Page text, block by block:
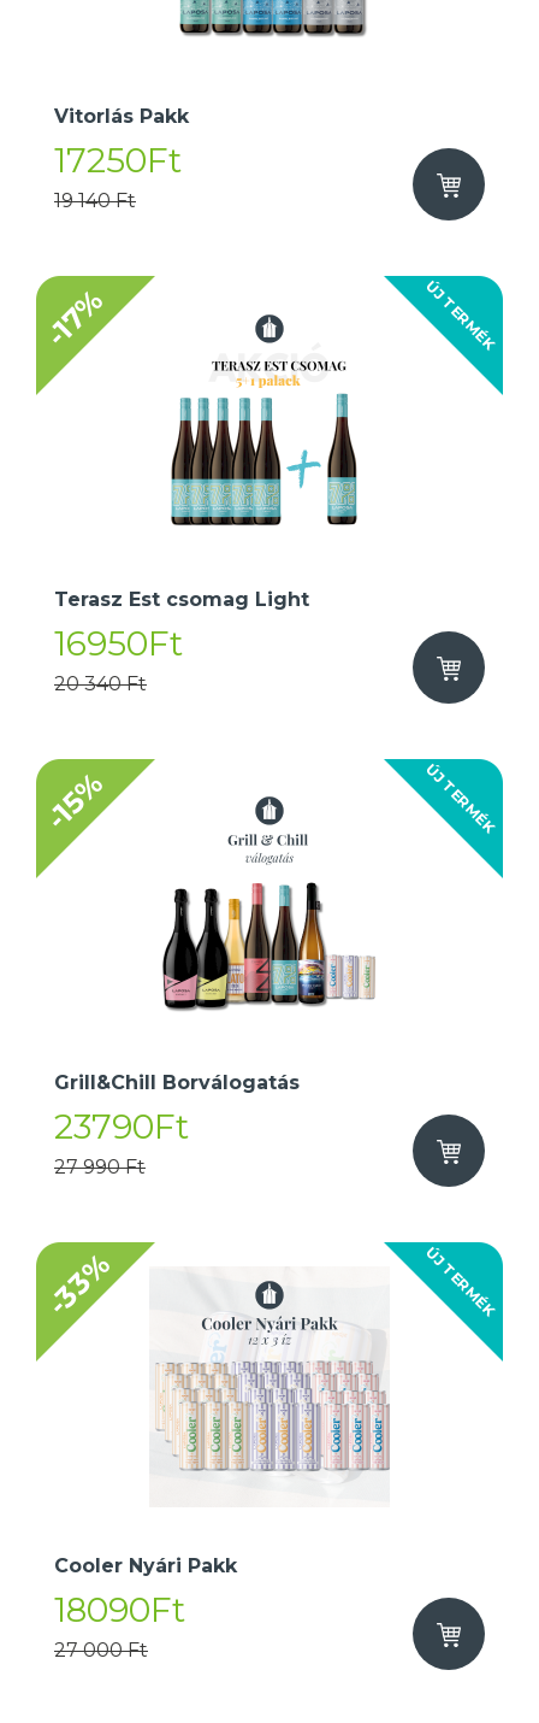
Vitorlás Pakk
17250Ft
19 140 Ft
ÚJ TERMÉK
-17%
Terasz Est csomag Light
16950Ft
20 340 Ft
ÚJ TERMÉK
-15%
Grill&Chill Borválogatás
23790Ft
27 990 Ft
ÚJ TERMÉK
-33%
Cooler Nyári Pakk
18090Ft
27 000 Ft